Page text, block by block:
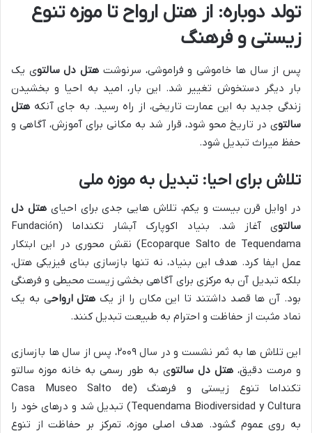
تولد دوباره: از هتل ارواح تا موزه تنوع
زیستی و فرهنگ
پس از سال ها خاموشی و فراموشی، سرنوشت هتل دل سالتوی یک
بار دیگر دستخوش تغییر شد. این بار، امید به احیا و بخشیدن
زندگی جدید به این عمارت تاریخی، از راه رسید. به جای آنکه هتل
سالتوی در تاریخ محو شود، قرار شد به مکانی برای آموزش، آگاهی و
حفظ میراث تبدیل شود.
تلاش برای احیا: تبدیل به موزه ملی
در اوایل قرن بیست و یکم، تلاش هایی جدی برای احیایهتل دل
سالتو
ی آغاز شد. بنیاد اکوپارک آبشار تکنداما (Fundación
Ecoparque Salto de Tequendama) نقش محوری در این ابتکار
عمل ایفا کرد. هدف این بنیاد، نه تنها بازسازی بنای فیزیکی هتل،
بلکه تبدیل آن به مرکزی برای آگاهی بخشی زیست محیطی و فرهنگی
بود. آن ها قصد داشتند تا این مکان را از یک هتل ارواحی به یک
نماد مثبت از حفاظت و احترام به طبیعت تبدیل کنند.
این تلاش ها به ثمر نشست و در سال ۲۰۰۹، پس از سال ها بازسازی
و مرمت دقیق،هتل دل سالتوی به طور رسمی به خانه موزه سالتو
تکنداما تنوع زیستی و فرهنگ (Casa Museo Salto de
Tequendama Biodiversidad y Cultura) تبدیل شد و درهای خود را
به روی عموم گشود. هدف اصلی موزه، تمرکز بر حفاظت از تنوع